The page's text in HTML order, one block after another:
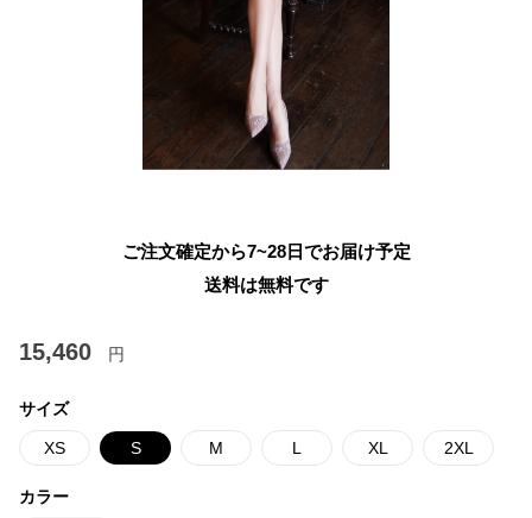
ご注文確定から7~28日でお届け予定
送料は無料です
15,460 円
サイズ
XS S M L XL 2XL
カラー